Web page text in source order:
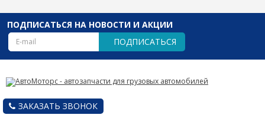
ПОДПИСАТЬСЯ НА НОВОСТИ И АКЦИИ
ПОДПИСАТЬСЯ
ЗАКАЗАТЬ ЗВОНОК